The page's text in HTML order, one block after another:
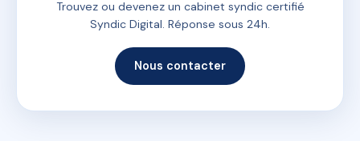
Trouvez ou devenez un cabinet syndic certifié
Syndic Digital. Réponse sous 24h.
Nous contacter